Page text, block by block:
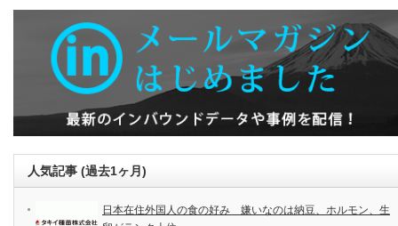
人気記事 (過去1ヶ月)
日本在住外国人の食の好み 嫌いなのは納豆、ホルモン、生